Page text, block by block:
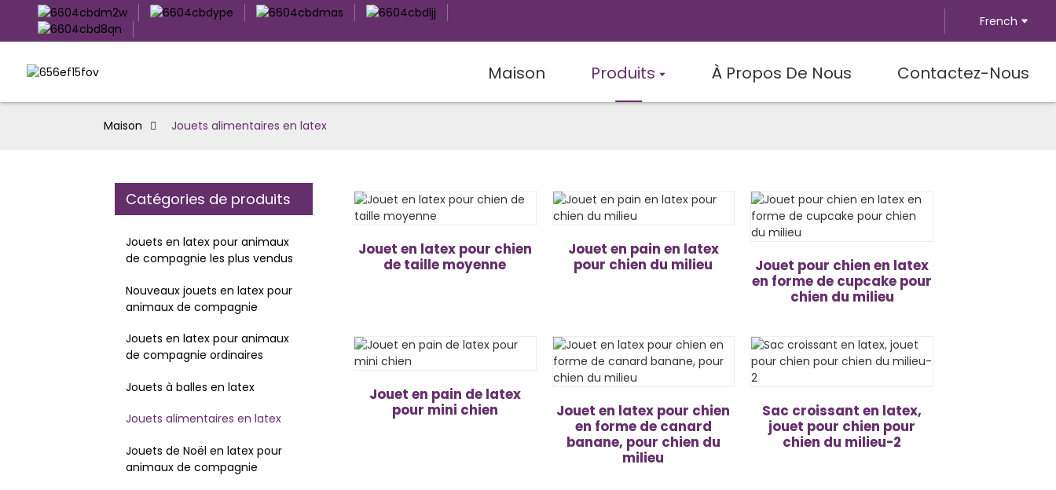
French
Maison Produits À Propos De Nous Contactez-Nous
Maison Jouets alimentaires en latex
Catégories de produits
Jouets en latex pour animaux
de compagnie les plus vendus
Nouveaux jouets en latex pour
animaux de compagnie
Jouets en latex pour animaux
de compagnie ordinaires
Jouets à balles en latex
Jouets alimentaires en latex
Jouets de Noël en latex pour
animaux de compagnie
Jouet en latex pour chien
de taille moyenne
Jouet en pain en latex
pour chien du milieu
Jouet pour chien en latex
en forme de cupcake pour
chien du milieu
Jouet en pain de latex
pour mini chien
Jouet en latex pour chien
en forme de canard
banane, pour chien du
milieu
Sac croissant en latex,
jouet pour chien pour
chien du milieu-2